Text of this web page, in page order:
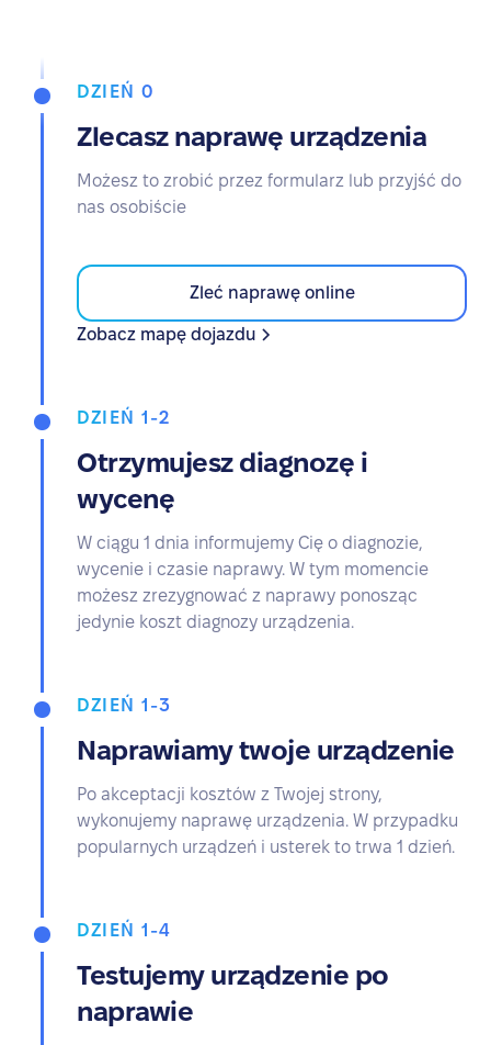
DZIEŃ 0
Zlecasz naprawę urządzenia
Możesz to zrobić przez formularz lub przyjść do
nas osobiście
Zleć naprawę online
Zobacz mapę dojazdu
DZIEŃ 1-2
Otrzymujesz diagnozę i
wycenę
W ciągu 1 dnia informujemy Cię o diagnozie,
wycenie i czasie naprawy. W tym momencie
możesz zrezygnować z naprawy ponosząc
jedynie koszt diagnozy urządzenia.
DZIEŃ 1-3
Naprawiamy twoje urządzenie
Po akceptacji kosztów z Twojej strony,
wykonujemy naprawę urządzenia. W przypadku
popularnych urządzeń i usterek to trwa 1 dzień.
DZIEŃ 1-4
Testujemy urządzenie po
naprawie